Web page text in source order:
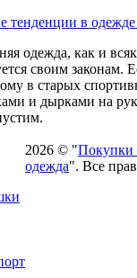
тенденции в одежде
одежда, как и
своим законам.
в старых
и дырками на
2026 © "
одежда". Все